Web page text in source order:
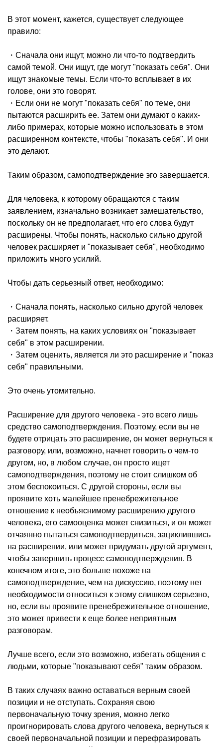
В этот момент, кажется, существует следующее
правило:
・Сначала они ищут, можно ли что-то подтвердить
самой темой. Они ищут, где могут "показать себя". Они
ищут знакомые темы. Если что-то всплывает в их
голове, они это говорят.
・Если они не могут "показать себя" по теме, они
пытаются расширить ее. Затем они думают о каких-
либо примерах, которые можно использовать в этом
расширенном контексте, чтобы "показать себя". И они
это делают.
Таким образом, самоподтверждение эго завершается.
Для человека, к которому обращаются с таким
заявлением, изначально возникает замешательство,
поскольку он не предполагает, что его слова будут
расширены. Чтобы понять, насколько сильно другой
человек расширяет и "показывает себя", необходимо
приложить много усилий.
Чтобы дать серьезный ответ, необходимо:
・Сначала понять, насколько сильно другой человек
расширяет.
・Затем понять, на каких условиях он "показывает
себя" в этом расширении.
・Затем оценить, является ли это расширение и "показ
себя" правильными.
Это очень утомительно.
Расширение для другого человека - это всего лишь
средство самоподтверждения. Поэтому, если вы не
будете отрицать это расширение, он может вернуться к
разговору, или, возможно, начнет говорить о чем-то
другом, но, в любом случае, он просто ищет
самоподтверждения, поэтому не стоит слишком об
этом беспокоиться. С другой стороны, если вы
проявите хоть малейшее пренебрежительное
отношение к необъяснимому расширению другого
человека, его самооценка может снизиться, и он может
отчаянно пытаться самоподтвердиться, зациклившись
на расширении, или может придумать другой аргумент,
чтобы завершить процесс самоподтверждения. В
конечном итоге, это больше похоже на
самоподтверждение, чем на дискуссию, поэтому нет
необходимости относиться к этому слишком серьезно,
но, если вы проявите пренебрежительное отношение,
это может привести к еще более неприятным
разговорам.
Лучше всего, если это возможно, избегать общения с
людьми, которые "показывают себя" таким образом.
В таких случаях важно оставаться верным своей
позиции и не отступать. Сохраняя свою
первоначальную точку зрения, можно легко
проигнорировать слова другого человека, вернуться к
своей первоначальной позиции и перефразировать